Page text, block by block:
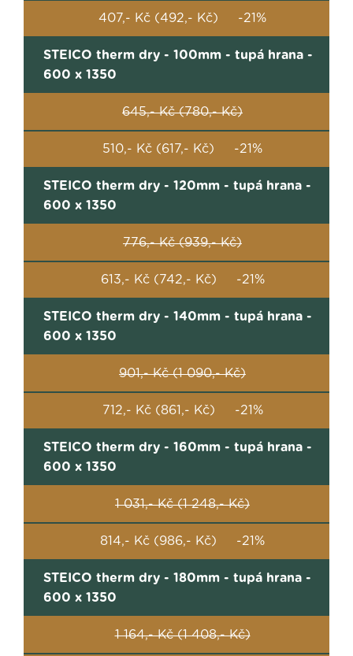
407,- Kč (492,- Kč) -21%
STEICO therm dry - 100mm - tupá hrana -
600 x 1350
645,- Kč (780,- Kč)
510,- Kč (617,- Kč) -21%
STEICO therm dry - 120mm - tupá hrana -
600 x 1350
776,- Kč (939,- Kč)
613,- Kč (742,- Kč) -21%
STEICO therm dry - 140mm - tupá hrana -
600 x 1350
901,- Kč (1 090,- Kč)
712,- Kč (861,- Kč) -21%
STEICO therm dry - 160mm - tupá hrana -
600 x 1350
1 031,- Kč (1 248,- Kč)
814,- Kč (986,- Kč) -21%
STEICO therm dry - 180mm - tupá hrana -
600 x 1350
1 164,- Kč (1 408,- Kč)